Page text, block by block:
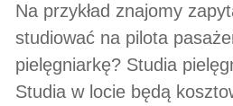
Na przykład znajomy
studiować na pilota
pielęgniarkę? Studia
Studia w locie będą